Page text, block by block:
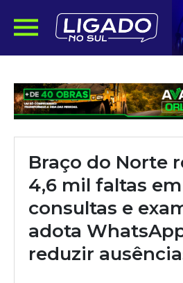
Braço do Norte
4,6 mil faltas em
consultas e
adota
reduzir